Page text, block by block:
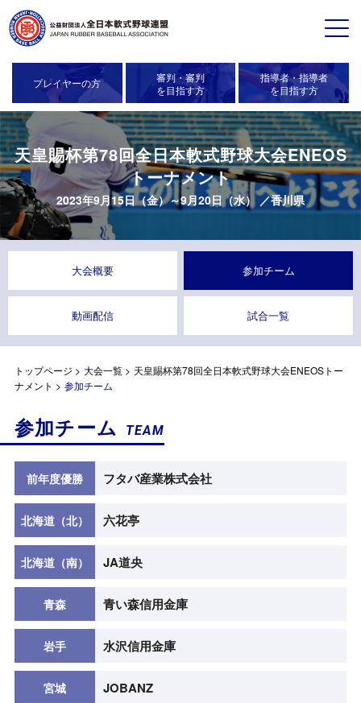
プレイヤーの方
審判・審判
を目指す方
指導者・指導者
を目指す方
天皇賜杯第78回全日本軟式野球大会ENEOS
トーナメント
2023年9月15日（金）～9月20日（水） ／香川県
大会概要 参加チーム
動画配信 試合一覧
トップページ > 大会一覧> 天皇賜杯第78回全日本軟式野球大会ENEOSトー
ナメント > 参加チーム
参加チーム TEAM
前年度優勝 フタバ産業株式会社
北海道（北） 六花亭
北海道（南） JA道央
青森 青い森信用金庫
岩手 水沢信用金庫
宮城 JOBANZ